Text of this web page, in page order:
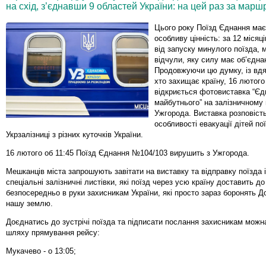
на схід, з’єднавши 9 областей України: на цей раз за
Цього року Поїзд Єднання
особливу цінність: за 12
від запуску минулого поїзда,
відчули, яку силу має
Продовжуючи цю думку, із
хто захищає країну, 16
відкриється фотовиставка
майбутнього” на залізничному
Ужгорода. Виставка
особливості евакуації дітей
Укрзалізниці з різних куточків України.
16 лютого об 11:45 Поїзд Єднання №104/103 вирушить з Ужгорода.
Мешканців міста запрошують завітати на виставку та відправку поїзда
спеціальні залізничні листівки, які поїзд через усю країну доставить
безпосередньо в руки захисникам України, які просто зараз боронять
нашу землю.
Доєднатись до зустрічі поїзда та підписати послання захисникам
шляху прямування рейсу:
Мукачево - о 13:05;